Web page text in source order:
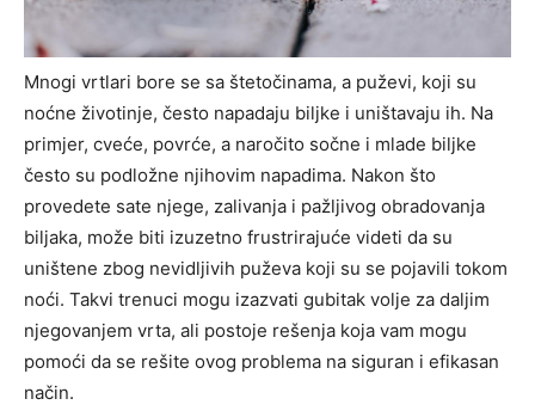
Mnogi vrtlari bore se sa štetočinama, a puževi, koji su
noćne životinje, često napadaju biljke i uništavaju ih. Na
primjer, cveće, povrće, a naročito sočne i mlade biljke
često su podložne njihovim napadima. Nakon što
provedete sate njege, zalivanja i pažljivog obradovanja
biljaka, može biti izuzetno frustrirajuće videti da su
uništene zbog nevidljivih puževa koji su se pojavili tokom
noći. Takvi trenuci mogu izazvati gubitak volje za daljim
njegovanjem vrta, ali postoje rešenja koja vam mogu
pomoći da se rešite ovog problema na siguran i efikasan
način.